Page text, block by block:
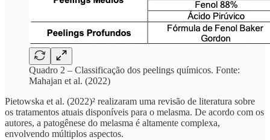
Quadro 2 – Classificação dos peelings químicos. Fonte:
Mahajan et al. (2022)
Pietowska et al. (2022)² realizaram uma revisão de literatura sobre
os tratamentos atuais disponíveis para o melasma. De acordo com os
autores, a patogênese do melasma é altamente complexa,
envolvendo múltiplos aspectos.